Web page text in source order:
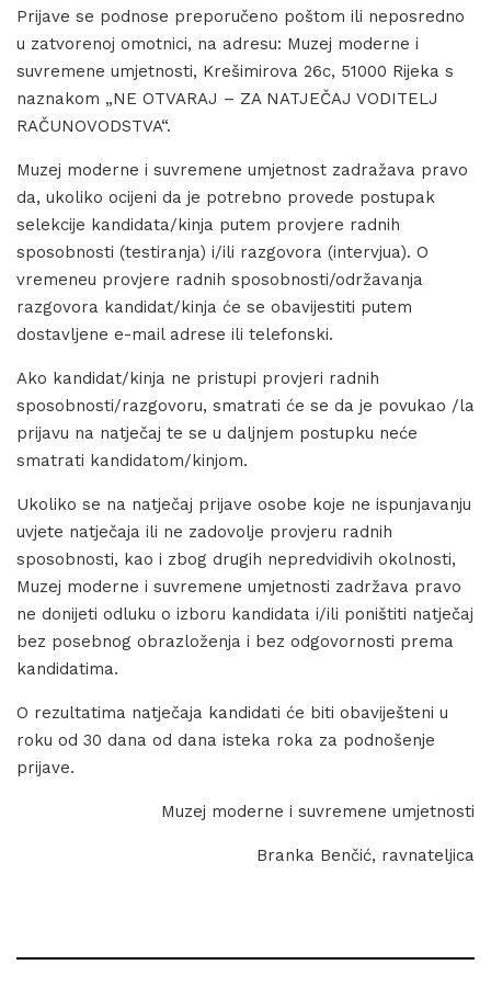
Prijave se podnose preporučeno poštom ili neposredno
u zatvorenoj omotnici, na adresu: Muzej moderne i
suvremene umjetnosti, Krešimirova 26c, 51000 Rijeka s
naznakom „NE OTVARAJ – ZA NATJEČAJ VODITELJ
RAČUNOVODSTVA“.
Muzej moderne i suvremene umjetnost zadražava pravo
da, ukoliko ocijeni da je potrebno provede postupak
selekcije kandidata/kinja putem provjere radnih
sposobnosti (testiranja) i/ili razgovora (intervjua). O
vremeneu provjere radnih sposobnosti/održavanja
razgovora kandidat/kinja će se obavijestiti putem
dostavljene e-mail adrese ili telefonski.
Ako kandidat/kinja ne pristupi provjeri radnih
sposobnosti/razgovoru, smatrati će se da je povukao /la
prijavu na natječaj te se u daljnjem postupku neće
smatrati kandidatom/kinjom.
Ukoliko se na natječaj prijave osobe koje ne ispunjavanju
uvjete natječaja ili ne zadovolje provjeru radnih
sposobnosti, kao i zbog drugih nepredvidivih okolnosti,
Muzej moderne i suvremene umjetnosti zadržava pravo
ne donijeti odluku o izboru kandidata i/ili poništiti natječaj
bez posebnog obrazloženja i bez odgovornosti prema
kandidatima.
O rezultatima natječaja kandidati će biti obaviješteni u
roku od 30 dana od dana isteka roka za podnošenje
prijave.
Muzej moderne i suvremene umjetnosti
Branka Benčić, ravnateljica